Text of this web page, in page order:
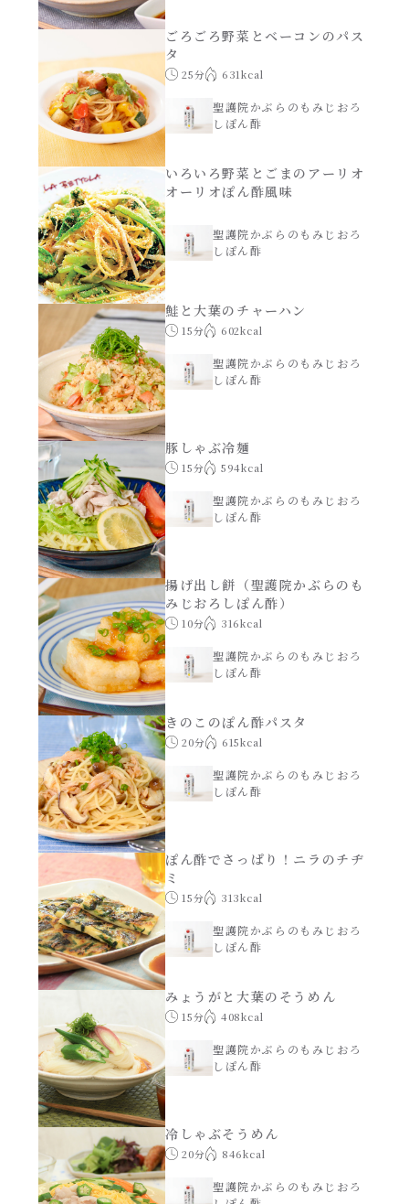
サラダ
スープ
本気中華
肉ピクキノピク
鍋
グラタン/ドリア
シャンタン粉末（シャンタンチーズニングを
含む）
パウチのまんまシリーズ
だしまろ麺
シャンタン鍋
おもてなし
BBQ/キャンプ
炊飯器
ホットプレート
レンジ調理
お子さま
節分
ひなまつり
こどもの日
ハロウィン
運動会
クリスマス
創味のつゆ減塩
京の和風だし
白だし
カレーだし
そうめんつゆ
すき焼のたれ
焼肉のたれ 初代
焼肉のたれ 二代目
やみつききゃべつの塩たれ
だしまろ酢
聖護院かぶらのもみじおろしぽん酢
ハコネーゼ 完熟トマト
ハコネーゼ 海老クリーム
ハコネーゼ ボロネーゼ
ハコネーゼ ポルチーニ
ハコネーゼ カルボナーラ
ハコネーゼ イカスミ
ハコネーゼ ボンゴレ
ハコネーゼ アラビアータ
ハコネーゼ クリーミーボロネーゼ
ごろごろ野菜とベーコンのパス
タ
25分 631kcal
聖護院かぶらのもみじおろ
しぽん酢
いろいろ野菜とごまのアーリオ
オーリオぽん酢風味
聖護院かぶらのもみじおろ
しぽん酢
鮭と大葉のチャーハン
15分 602kcal
聖護院かぶらのもみじおろ
しぽん酢
豚しゃぶ冷麺
15分 594kcal
聖護院かぶらのもみじおろ
しぽん酢
揚げ出し餅（聖護院かぶらのも
みじおろしぽん酢）
10分 316kcal
聖護院かぶらのもみじおろ
しぽん酢
きのこのぽん酢パスタ
20分 615kcal
聖護院かぶらのもみじおろ
しぽん酢
ぽん酢でさっぱり！ニラのチヂ
ミ
15分 313kcal
聖護院かぶらのもみじおろ
しぽん酢
みょうがと大葉のそうめん
15分 408kcal
聖護院かぶらのもみじおろ
しぽん酢
冷しゃぶそうめん
20分 846kcal
聖護院かぶらのもみじおろ